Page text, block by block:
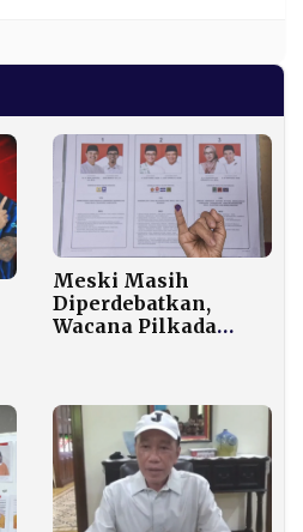
Meski Masih
Diperdebatkan,
Wacana Pilkada